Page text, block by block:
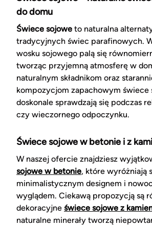
do domu
Świece sojowe to naturalna
tradycyjnych świec parafinowych.
wosku sojowego palą się
tworząc przyjemną atmosferę w
naturalnym składnikom oraz
kompozycjom zapachowym świece
doskonale sprawdzają się podczas
czy wieczornego odpoczynku.
Świece sojowe w betonie i z
W naszej ofercie znajdziesz
sojowe w betonie, które wyróżniają
minimalistycznym designem i
wyglądem. Ciekawą propozycją są
dekoracyjne świece sojowe z
naturalne minerały tworzą